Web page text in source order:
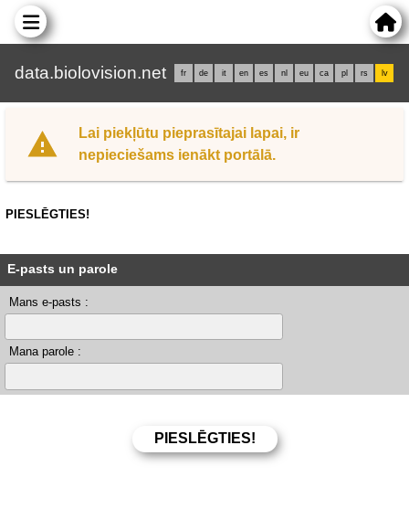
data.biolovision.net fr de it en es nl eu ca pl rs lv
Lai piekļūtu pieprasītajai lapai, ir
nepieciešams ienākt portālā.
PIESLĒGTIES!
E-pasts un parole
Mans e-pasts :
Mana parole :